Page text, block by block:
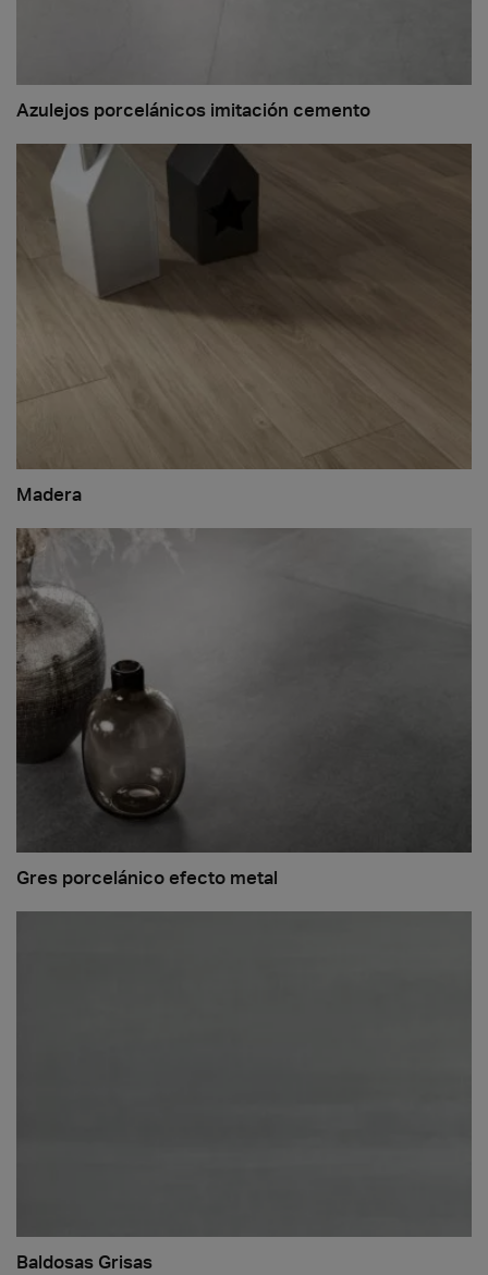
Azulejos porcelánicos imitación cemento
Madera
Gres porcelánico efecto metal
Baldosas Grisas